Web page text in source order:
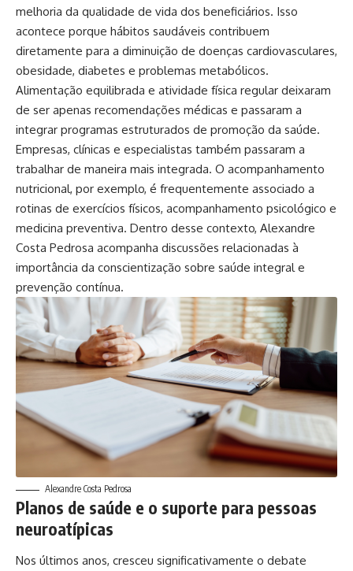
melhoria da qualidade de vida dos beneficiários. Isso
acontece porque hábitos saudáveis contribuem
diretamente para a diminuição de doenças cardiovasculares,
obesidade, diabetes e problemas metabólicos.
Alimentação equilibrada e atividade física regular deixaram
de ser apenas recomendações médicas e passaram a
integrar programas estruturados de promoção da saúde.
Empresas, clínicas e especialistas também passaram a
trabalhar de maneira mais integrada. O acompanhamento
nutricional, por exemplo, é frequentemente associado a
rotinas de exercícios físicos, acompanhamento psicológico e
medicina preventiva. Dentro desse contexto, Alexandre
Costa Pedrosa acompanha discussões relacionadas à
importância da conscientização sobre saúde integral e
prevenção contínua.
Alexandre Costa Pedrosa
Planos de saúde e o suporte para pessoas
neuroatípicas
Nos últimos anos, cresceu significativamente o debate